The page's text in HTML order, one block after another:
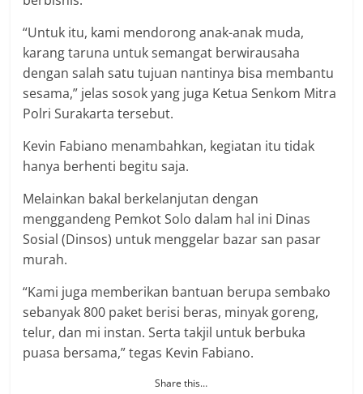
“Untuk itu, kami mendorong anak-anak muda,
karang taruna untuk semangat berwirausaha
dengan salah satu tujuan nantinya bisa membantu
sesama,” jelas sosok yang juga Ketua Senkom Mitra
Polri Surakarta tersebut.
Kevin Fabiano menambahkan, kegiatan itu tidak
hanya berhenti begitu saja.
Melainkan bakal berkelanjutan dengan
menggandeng Pemkot Solo dalam hal ini Dinas
Sosial (Dinsos) untuk menggelar bazar san pasar
murah.
“Kami juga memberikan bantuan berupa sembako
sebanyak 800 paket berisi beras, minyak goreng,
telur, dan mi instan. Serta takjil untuk berbuka
puasa bersama,” tegas Kevin Fabiano.
Share this…